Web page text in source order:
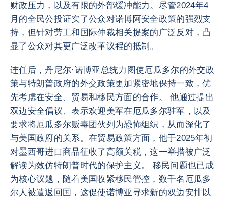
财政压力，以及有限的外部缓冲能力。尽管2024年4
月的全民公投证实了公众对诺博阿安全政策的强烈支
持，但针对劳工和国际仲裁相关提案的广泛反对，凸
显了公众对其更广泛改革议程的抵制。
连任后，丹尼尔·诺博亚总统力图使厄瓜多尔的外交政
策与特朗普政府的外交政策更加紧密地保持一致，优
先考虑在安全、贸易和移民方面的合作。 他通过提出
双边安全倡议、表示欢迎美军在厄瓜多尔驻军，以及
要求将厄瓜多尔贩毒团伙列为恐怖组织，从而深化了
与美国政府的关系。在贸易政策方面，他于2025年初
对墨西哥进口商品征收了高额关税，这一举措被广泛
解读为效仿特朗普时代的保护主义。 移民问题也已成
为核心议题，随着美国收紧移民管控，数千名厄瓜多
尔人被遣返回国，这促使诺博亚寻求新的双边安排以